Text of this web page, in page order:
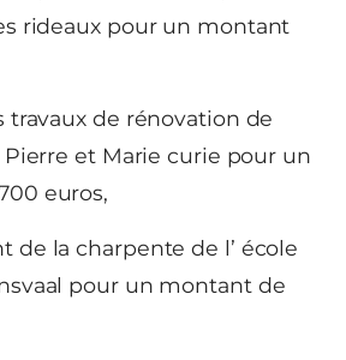
rideaux pour un montant
travaux de rénovation de
Pierre et Marie curie pour un
euros,
de la charpente de l’ école
pour un montant de